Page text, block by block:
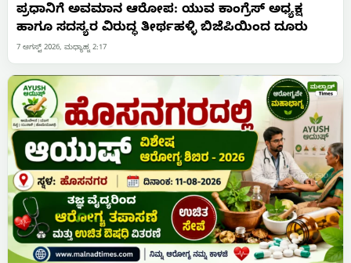
ಪ್ರಧಾನಿಗೆ ಅವಮಾನ ಆರೋಪ: ಯುವ ಕಾಂಗ್ರೆಸ್ ಅಧ್ಯಕ್ಷ
ಹಾಗೂ ಸದಸ್ಯರ ವಿರುದ್ಧ ತೀರ್ಥಹಳ್ಳಿ ಬಿಜೆಪಿಯಿಂದ ದೂರು
7 ಆಗಸ್ಟ್ 2026, ಮಧ್ಯಾಹ್ನ 2:17